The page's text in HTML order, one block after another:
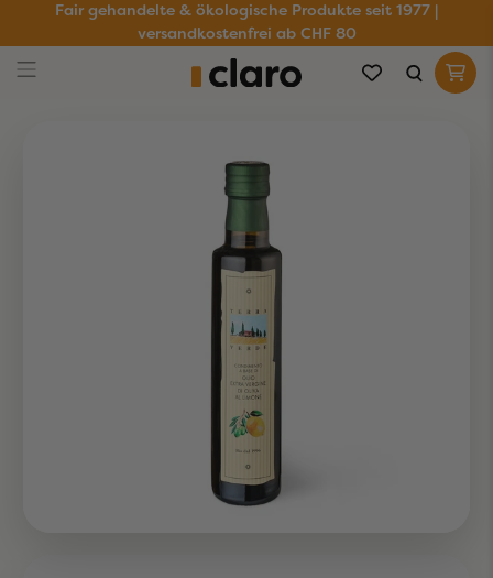
Fair gehandelte & ökologische Produkte seit 1977 |
versandkostenfrei ab CHF 80